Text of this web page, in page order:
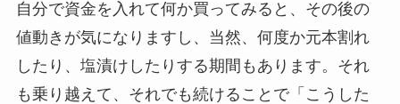
自分で資金を入れて何か買ってみると、その後の
値動きが気になりますし、当然、何度か元本割れ
したり、塩漬けしたりする期間もあります。それ
も乗り越えて、それでも続けることで「こうした